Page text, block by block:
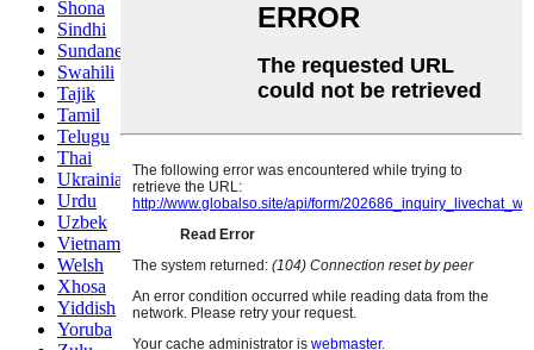
Shona
Sindhi
Sundanese
Swahili
Tajik
Tamil
Telugu
Thai
Ukrainian
Urdu
Uzbek
Vietnamese
Welsh
Xhosa
Yiddish
Yoruba